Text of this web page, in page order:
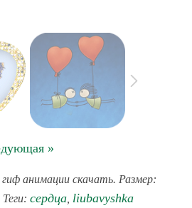
»
анимации скачать. Размер:
сердца, liubavyshka